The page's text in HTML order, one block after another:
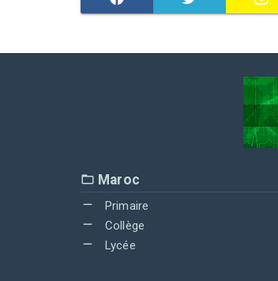
Maroc
Primaire
Collège
Lycée